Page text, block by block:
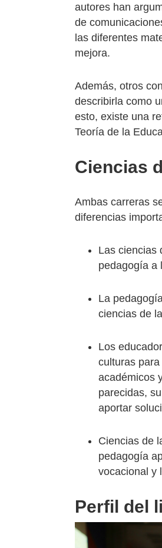
autores han
de
las diferentes
mejora.
Además, otros
describirla como
esto, existe una
Teoría de la
Ciencias
Ambas carreras
diferencias
Las ciencias
pedagogía a
La
ciencias de
Los
culturas
académicos
parecidas,
aportar
Ciencias de
pedagogía
vocacional y
Perfil del